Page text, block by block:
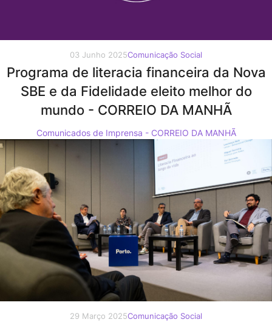
03 Junho 2025Comunicação Social
Programa de literacia financeira da Nova
SBE e da Fidelidade eleito melhor do
mundo - CORREIO DA MANHÃ
Comunicados de Imprensa - CORREIO DA MANHÃ
29 Março 2025Comunicação Social